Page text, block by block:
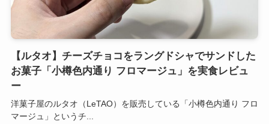
【ルタオ】チーズチョコをラングドシャでサンドした
お菓子「小樽色内通り フロマージュ」を実食レビュ
ー
洋菓子屋のルタオ（LeTAO）を販売している「小樽色内通り フロ
マージュ」というチ...